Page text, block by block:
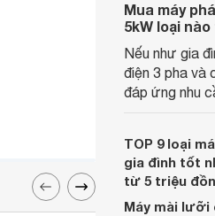
Mua máy
5kW loại
Nếu như gia
điện 3 pha và
đáp ứng nhu
cho bạn.
TOP 9 loại
gia đình tốt
từ 5 triệu
Máy mài lưỡi